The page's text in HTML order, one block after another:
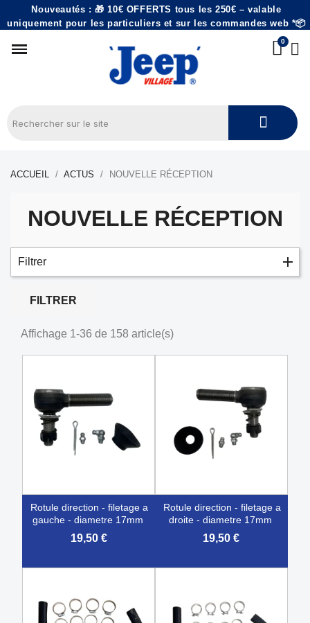
Nouveautés : 🎁 10€ OFFERTS tous les 250€ – valable
uniquement pour les particuliers et sur les commandes web *📦
ACCUEIL ACTUS NOUVELLE RÉCEPTION
NOUVELLE RÉCEPTION
Filtrer
FILTRER
Affichage 1-36 de 158 article(s)
rotule direction - filetage a
gauche - diametre 17mm
19,50 €
rotule direction - filetage a
droite - diametre 17mm
19,50 €